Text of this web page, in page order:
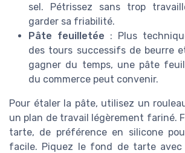
sel. Pétrissez sans trop
garder sa friabilité.
Pâte feuilletée : Plus
des tours successifs de beurre
gagner du temps, une pâte
du commerce peut convenir.
Pour étaler la pâte, utilisez un
un plan de travail légèrement fariné.
tarte, de préférence en silicone
facile. Piquez le fond de tarte